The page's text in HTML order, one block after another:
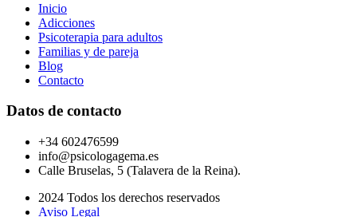
Inicio
Adicciones
Psicoterapia para adultos
Familias y de pareja
Blog
Contacto
Datos de contacto
+34 602476599
info@psicologagema.es
Calle Bruselas, 5 (Talavera de la Reina).
2024 Todos los derechos reservados
Aviso Legal